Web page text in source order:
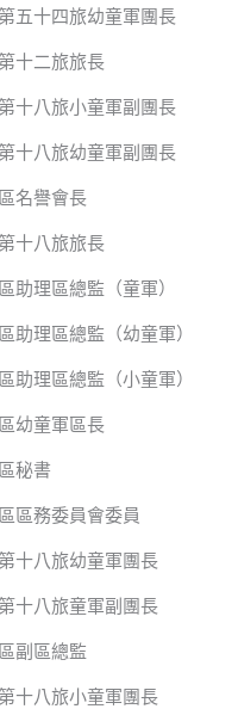
五十四旅幼童軍團長
十二旅旅長
十八旅小童軍副團長
十八旅幼童軍副團長
名譽會長
十八旅旅長
助理區總監（童軍）
助理區總監（幼童軍）
助理區總監（小童軍）
幼童軍區長
秘書
區務委員會委員
十八旅幼童軍團長
十八旅童軍副團長
副區總監
十八旅小童軍團長